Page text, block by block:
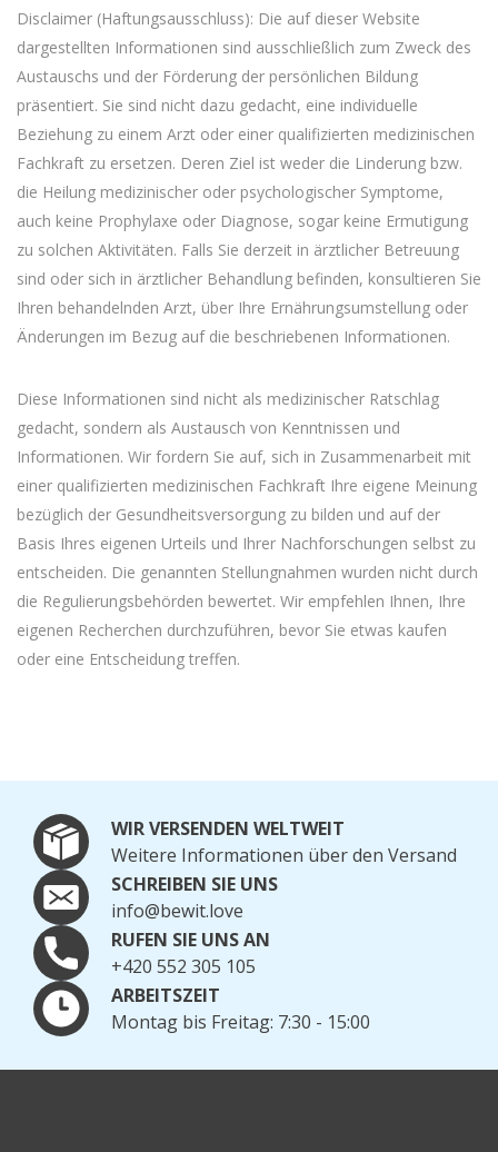
Disclaimer (Haftungsausschluss): Die auf dieser Website
dargestellten Informationen sind ausschließlich zum Zweck des
Austauschs und der Förderung der persönlichen Bildung
präsentiert. Sie sind nicht dazu gedacht, eine individuelle
Beziehung zu einem Arzt oder einer qualifizierten medizinischen
Fachkraft zu ersetzen. Deren Ziel ist weder die Linderung bzw.
die Heilung medizinischer oder psychologischer Symptome,
auch keine Prophylaxe oder Diagnose, sogar keine Ermutigung
zu solchen Aktivitäten. Falls Sie derzeit in ärztlicher Betreuung
sind oder sich in ärztlicher Behandlung befinden, konsultieren Sie
Ihren behandelnden Arzt, über Ihre Ernährungsumstellung oder
Änderungen im Bezug auf die beschriebenen Informationen.
Diese Informationen sind nicht als medizinischer Ratschlag
gedacht, sondern als Austausch von Kenntnissen und
Informationen. Wir fordern Sie auf, sich in Zusammenarbeit mit
einer qualifizierten medizinischen Fachkraft Ihre eigene Meinung
bezüglich der Gesundheitsversorgung zu bilden und auf der
Basis Ihres eigenen Urteils und Ihrer Nachforschungen selbst zu
entscheiden. Die genannten Stellungnahmen wurden nicht durch
die Regulierungsbehörden bewertet. Wir empfehlen Ihnen, Ihre
eigenen Recherchen durchzuführen, bevor Sie etwas kaufen
oder eine Entscheidung treffen.
WIR VERSENDEN WELTWEIT
Weitere Informationen über den Versand
SCHREIBEN SIE UNS
info@bewit.love
RUFEN SIE UNS AN
+420 552 305 105
ARBEITSZEIT
Montag bis Freitag: 7:30 - 15:00